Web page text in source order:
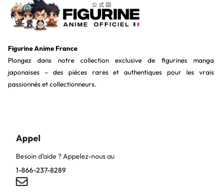
Figurine Anime France
Plongez dans notre collection exclusive de figurines manga
japonaises – des pièces rares et authentiques pour les vrais
passionnés et collectionneurs.
Appel
Besoin d’aide ? Appelez-nous au
1-866-237-8289